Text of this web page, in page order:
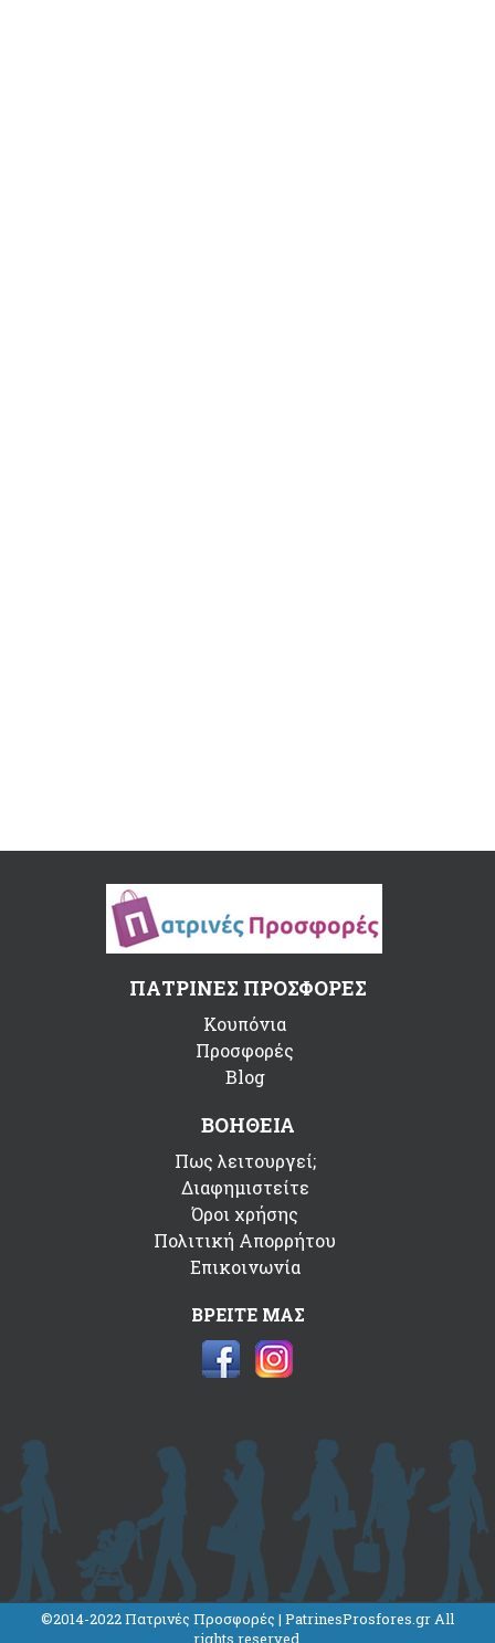
ΠΑΤΡΙΝΕΣ ΠΡΟΣΦΟΡΕΣ
Κουπόνια
Προσφορές
Blog
ΒΟΗΘΕΙΑ
Πως λειτουργεί;
Διαφημιστείτε
Όροι χρήσης
Πολιτική Απορρήτου
Επικοινωνία
ΒΡΕΙΤΕ ΜΑΣ
©2014-2022 Πατρινές Προσφορές | PatrinesProsfores.gr All
rights reserved.